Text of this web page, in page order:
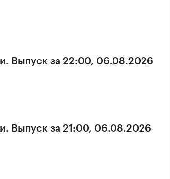
Выпуск за 22:00, 06.08.2026
Выпуск за 21:00, 06.08.2026